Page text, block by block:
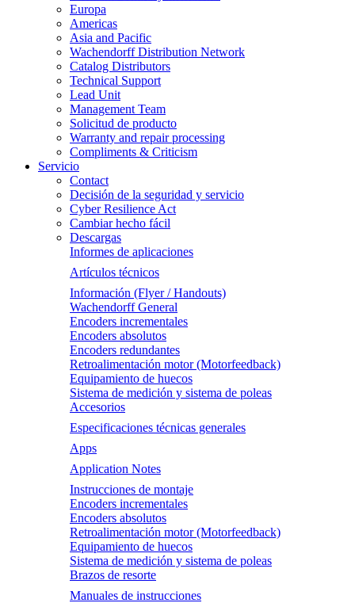
Europa
Americas
Asia and Pacific
Wachendorff Distribution Network
Catalog Distributors
Technical Support
Lead Unit
Management Team
Solicitud de producto
Warranty and repair processing
Compliments & Criticism
Servicio
Contact
Decisión de la seguridad y servicio
Cyber Resilience Act
Cambiar hecho fácil
Descargas
Informes de aplicaciones
Artículos técnicos
Información (Flyer / Handouts)
Wachendorff General
Encoders incrementales
Encoders absolutos
Encoders redundantes
Retroalimentación motor (Motorfeedback)
Equipamiento de huecos
Sistema de medición y sistema de poleas
Accesorios
Especificaciones técnicas generales
Apps
Application Notes
Instrucciones de montaje
Encoders incrementales
Encoders absolutos
Retroalimentación motor (Motorfeedback)
Equipamiento de huecos
Sistema de medición y sistema de poleas
Brazos de resorte
Manuales de instrucciones